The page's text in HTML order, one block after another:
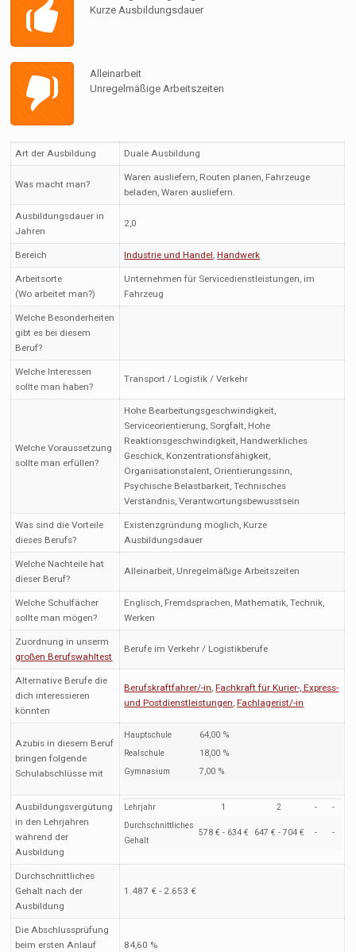
Kurze Ausbildungsdauer
Alleinarbeit
Unregelmäßige Arbeitszeiten
Art der Ausbildung Duale Ausbildung
Was macht man?
Waren ausliefern, Routen planen, Fahrzeuge
beladen, Waren ausliefern.
Ausbildungsdauer in
Jahren
2,0
Bereich Industrie und Handel,Handwerk
Arbeitsorte
(Wo arbeitet man?)
Unternehmen für Servicedienstleistungen, im
Fahrzeug
Welche Besonderheiten
gibt es bei diesem
Beruf?
Welche Interessen
sollte man haben?
Transport / Logistik / Verkehr
Welche Voraussetzung
sollte man erfüllen?
Hohe Bearbeitungsgeschwindigkeit,
Serviceorientierung, Sorgfalt, Hohe
Reaktionsgeschwindigkeit, Handwerkliches
Geschick, Konzentrationsfähigkeit,
Organisationstalent, Orientierungssinn,
Psychische Belastbarkeit, Technisches
Verständnis, Verantwortungsbewusstsein
Was sind die Vorteile
dieses Berufs?
Existenzgründung möglich, Kurze
Ausbildungsdauer
Welche Nachteile hat
dieser Beruf?
Alleinarbeit, Unregelmäßige Arbeitszeiten
Welche Schulfächer
sollte man mögen?
Englisch, Fremdsprachen, Mathematik, Technik,
Werken
Zuordnung in unserm
großen Berufswahltest
Berufe im Verkehr / Logistikberufe
Alternative Berufe die
dich interessieren
könnten
Berufskraftfahrer/-in,Fachkraft für Kurier-, Express-
und Postdienstleistungen,Fachlagerist/-in
Azubis in diesem Beruf
bringen folgende
Schulabschlüsse mit
Hauptschule
64,00 %
Realschule
18,00 %
Gymnasium
7,00 %
Ausbildungsvergütung
in den Lehrjahren
während der
Ausbildung
Lehrjahr 1 2 -
-
Durchschnittliches
Gehalt
578 € - 634 € 647 € - 704 € - -
Durchschnittliches
Gehalt nach der
Ausbildung
1.487 € - 2.653 €
Die Abschlussprüfung
beim ersten Anlauf
84,60 %